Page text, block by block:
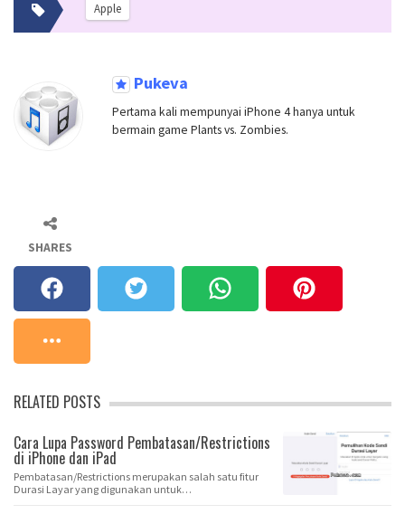
Apple
Pukeva
Pertama kali mempunyai iPhone 4 hanya untuk
bermain game Plants vs. Zombies.
SHARES
RELATED POSTS
Cara Lupa Password Pembatasan/Restrictions
di iPhone dan iPad
Pembatasan/Restrictions merupakan salah satu fitur
Durasi Layar yang digunakan untuk